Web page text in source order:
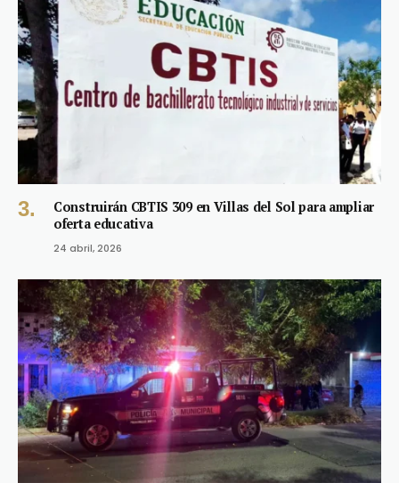
Construirán CBTIS 309 en Villas del Sol para ampliar
oferta educativa
24 abril, 2026